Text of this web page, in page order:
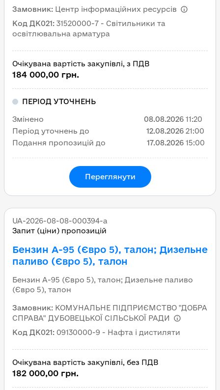
Замовник: Центр інформаційних ресурсів
Код ДК021: 31520000-7 - Світильники та
освітлювальна арматура
Очікувана вартість закупівлі, з ПДВ
184 000,00 грн.
ПЕРІОД УТОЧНЕНЬ
Змінено 08.08.2026 11:20
Період уточнень до
12.08.2026 21:00
Подання пропозицій до
17.08.2026 15:00
Переглянути
UA-2026-08-08-000394-a
Запит (ціни) пропозицій
Бензин А-95 (Євро 5), талон; Дизельне
паливо (Євро 5), талон
Бензин А-95 (Євро 5), талон; Дизельне паливо
(Євро 5), талон
Замовник: КОМУНАЛЬНЕ ПІДПРИЄМСТВО "ДОБРА
СПРАВА" ДУБОВЕЦЬКОЇ СІЛЬСЬКОЇ РАДИ
Код ДК021: 09130000-9 - Нафта і дистиляти
Очікувана вартість закупівлі, без ПДВ
182 000,00 грн.